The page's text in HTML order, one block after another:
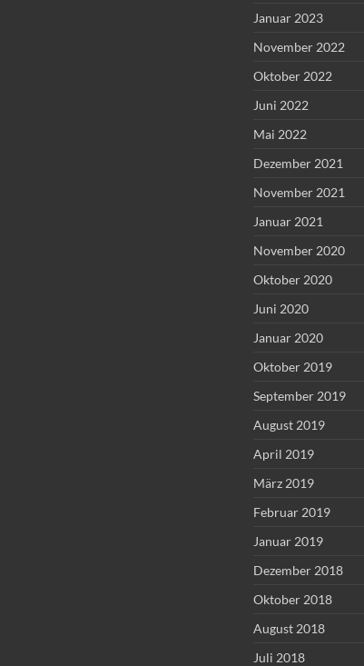
Januar 2023
November 2022
Oktober 2022
Juni 2022
Mai 2022
Dezember 2021
November 2021
Januar 2021
November 2020
Oktober 2020
Juni 2020
Januar 2020
Oktober 2019
September 2019
August 2019
April 2019
März 2019
Februar 2019
Januar 2019
Dezember 2018
Oktober 2018
August 2018
Juli 2018